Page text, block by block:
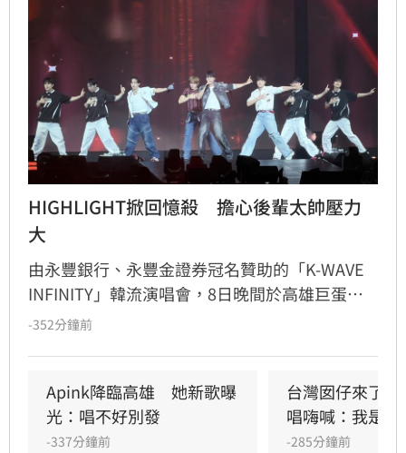
HIGHLIGHT掀回憶殺　擔心後輩太帥壓力
大
由永豐銀行、永豐金證券冠名贊助的「K-WAVE
INFINITY」韓流演唱會，8日晚間於高雄巨蛋熱
力開唱，集結NEWBEAT、FLARE U、CRAVITY、
熱情應援，尖叫與歡呼聲一路未停，最後由
HIGHLIGHT壓軸接管舞台，將現場氣氛推向最高
潮。
-352分鐘前
Apink降臨高雄　她新歌曝
光：唱不好別發
-337分鐘前
台灣囡仔來了
唱嗨喊：我是誰
-285分鐘前